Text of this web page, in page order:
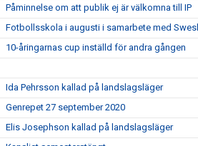
Påminnelse om att publik ej är välkomna till IP
Fotbollsskola i augusti i samarbete med
10-åringarnas cup inställd för andra gången
Ida Pehrsson kallad på landslagsläger
Genrepet 27 september 2020
Elis Josephson kallad på landslagsläger